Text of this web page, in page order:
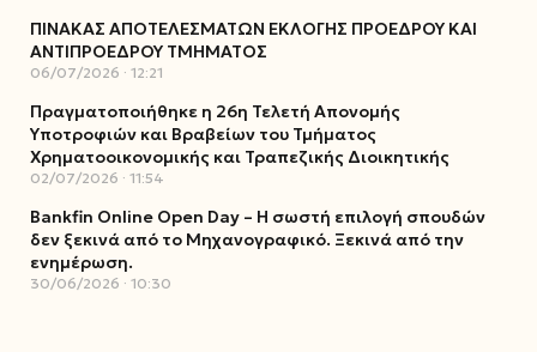
ΠΙΝΑΚΑΣ ΑΠΟΤΕΛΕΣΜΑΤΩΝ ΕΚΛΟΓΗΣ ΠΡΟΕΔΡΟΥ ΚΑΙ
ΑΝΤΙΠΡΟΕΔΡΟΥ ΤΜΗΜΑΤΟΣ
06/07/2026 12:21
Πραγματοποιήθηκε η 26η Τελετή Απονομής
Υποτροφιών και Βραβείων του Τμήματος
Χρηματοοικονομικής και Τραπεζικής Διοικητικής
02/07/2026 11:54
Bankfin Online Open Day – Η σωστή επιλογή σπουδών
δεν ξεκινά από το Μηχανογραφικό. Ξεκινά από την
ενημέρωση.
30/06/2026 10:30